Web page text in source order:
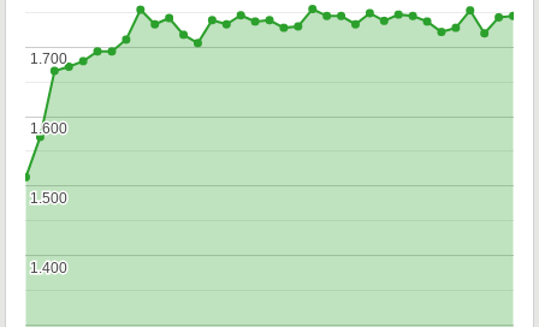
1.400
1.400
1.500
1.500
1.600
1.600
1.700
1.700